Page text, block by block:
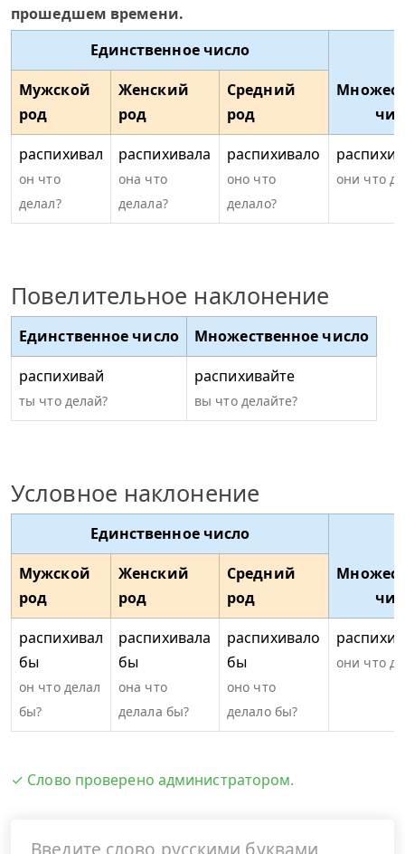
прошедшем времени.
Единственное число
Мужской
род
Женский
род
Средний
род
распихивал
он что
делал?
распихивала
она что
делала?
распихивало
оно что
делало?
они что
Повелительное наклонение
Единственное число
Множественное число
распихивай
ты что делай?
распихивайте
вы что делайте?
Условное наклонение
Единственное число
Мужской
род
Женский
род
Средний
род
распихивал
бы
он что делал
бы?
распихивала
бы
она что
делала бы?
распихивало
бы
оно что
делало бы?
они что
✓ Слово проверено администратором.